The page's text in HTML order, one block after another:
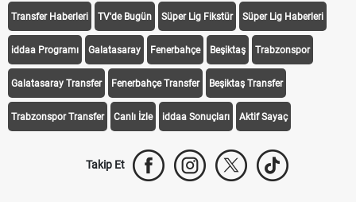
Transfer Haberleri TV'de Bugün Süper Lig Fikstür Süper Lig Haberleri
iddaa Programı Galatasaray Fenerbahçe Beşiktaş Trabzonspor
Galatasaray Transfer Fenerbahçe Transfer Beşiktaş Transfer
Trabzonspor Transfer Canlı İzle iddaa Sonuçları Aktif Sayaç
Takip Et